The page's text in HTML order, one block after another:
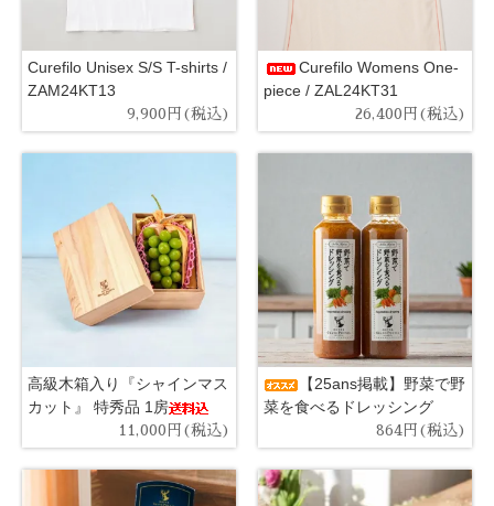
Curefilo Unisex S/S T-shirts /
ZAM24KT13
9,900円(税込)
Curefilo Womens One-
piece / ZAL24KT31
26,400円(税込)
高級木箱入り『シャインマス
カット』 特秀品 1房
11,000円(税込)
【25ans掲載】野菜で野
菜を食べるドレッシング
864円(税込)